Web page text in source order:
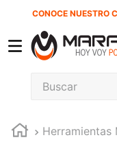
CONOCE NUESTRO
Buscar
Herramientas